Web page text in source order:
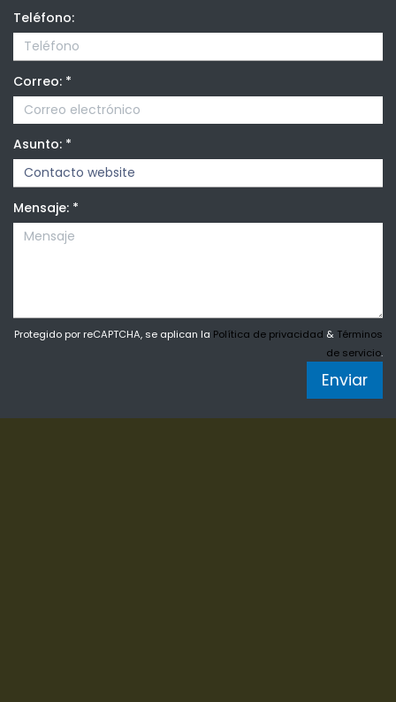
Teléfono:
Correo: *
Asunto: *
Mensaje: *
Protegido por reCAPTCHA, se aplican la Política de privacidad & Términos
de servicio.
Enviar